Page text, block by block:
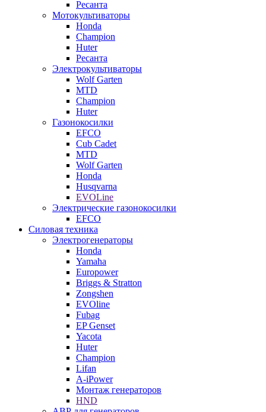
Ресанта
Мотокультиваторы
Honda
Champion
Huter
Ресанта
Электрокультиваторы
Wolf Garten
MTD
Champion
Huter
Газонокосилки
EFCO
Cub Cadet
MTD
Wolf Garten
Honda
Husqvarna
EVOLine
Электрические газонокосилки
EFCO
Силовая техника
Электрогенераторы
Honda
Yamaha
Europower
Briggs & Stratton
Zongshen
EVOline
Fubag
EP Genset
Yacota
Huter
Champion
Lifan
A-iPower
Монтаж генераторов
HND